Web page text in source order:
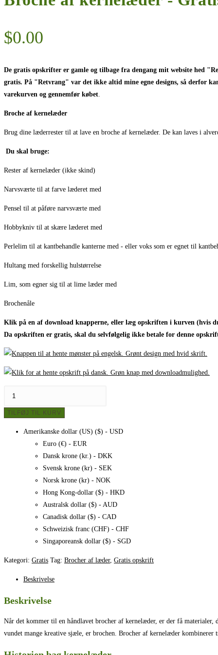
$0.00
De gratis opskrifter er gamle og tilbage fra dengang mit website hed
gratis. På "Retvrang" var det ikke altid mine egne designs, så derfor
varekurven og gennemfør købet.
Broche af kernelæder
Brug dine læderrester til at lave en broche af kernelæder. De kan laves i
Du skal bruge:
Rester af kernelæder (ikke skind)
Narvsværte til at farve læderet med
Pensel til at påføre narvsværte med
Hobbykniv til at skære læderet med
Perlelim til at kantbehandle kanterne med - eller voks som er egnet til
Hultang med forskellig hulstørrelse
Lim, som egner sig til at lime læder med
Brochenåle
Klik på en af download knapperne, eller læg opskriften i kurven (hvis
Da opskriften er gratis, skal du selvfølgelig ikke betale for denne
kernelæder
TILFØJ TIL KURV
Amerikanske dollar (US) ($) - USD
Euro (€) - EUR
Dansk krone (kr.) - DKK
Svensk krone (kr) - SEK
Norsk krone (kr) - NOK
Hong Kong-dollar ($) - HKD
Australsk dollar ($) - AUD
Canadisk dollar ($) - CAD
Schweizisk franc (CHF) - CHF
Singaporeansk dollar ($) - SGD
Kategori: Gratis Tag: Brocher af læder, Gratis opskrift
Beskrivelse
Beskrivelse
Når det kommer til en håndlavet brocher af kernelæder, er der få
vundet mange kreative sjæle, er brochen. Brocher af kernelæder